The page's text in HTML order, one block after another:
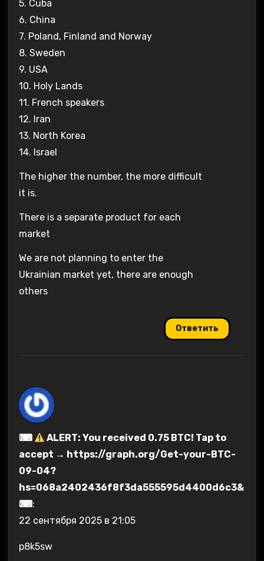
5. Cuba
6. China
7. Poland, Finland and Norway
8. Sweden
9. USA
10. Holy Lands
11. French speakers
12. Iran
13. North Korea
14. Israel
The higher the number, the more difficult
it is.
There is a separate product for each
market
We are not planning to enter the
Ukrainian market yet, there are enough
others
Ответить
⌨
ALERT: You received 0.75 BTC! Tap to
accept → https://graph.org/Get-your-BTC-
09-04?
hs=068a2402436f8f3da555595d4400d6c3&
⌨:
22 сентября 2025 в 21:05
p8k5sw